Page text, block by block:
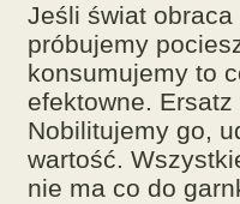
Jeśli świat
próbujemy
konsumujemy to
efektowne.
Nobilitujemy go,
wartość.
nie ma co do